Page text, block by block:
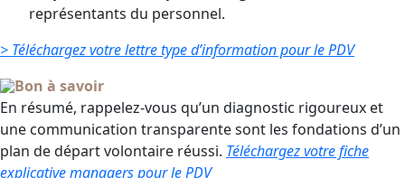
représentants du personnel.
> Téléchargez votre lettre type d’information pour le PDV
Bon à savoir
En résumé, rappelez-vous qu’un diagnostic rigoureux et
une communication transparente sont les fondations d’un
plan de départ volontaire réussi. Téléchargez votre fiche
explicative managers pour le PDV